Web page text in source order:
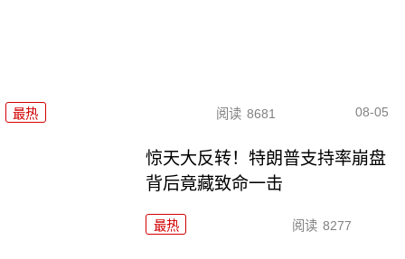
最热 阅读 8681 08-05
惊天大反转！特朗普支持率崩盘
背后竟藏致命一击
最热 阅读 8277